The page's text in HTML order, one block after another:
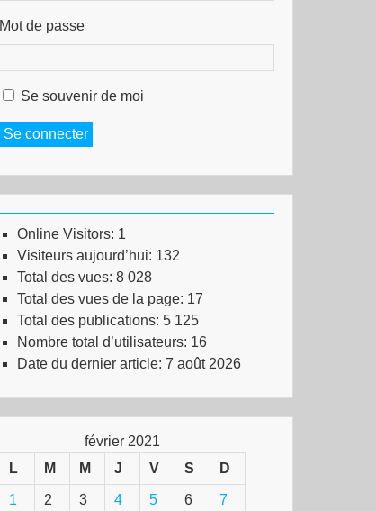
Mot de passe
Se souvenir de moi
Se connecter
Online Visitors: 1
Visiteurs aujourd’hui: 132
Total des vues: 8 028
Total des vues de la page: 17
Total des publications: 5 125
Nombre total d’utilisateurs: 16
Date du dernier article: 7 août 2026
février 2021
L
M M J V S D
1 2 3 4 5 6 7